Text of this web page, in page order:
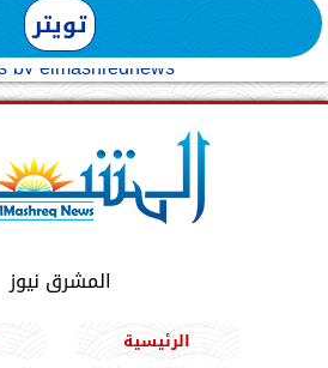
تويتر
by elmashreqnews
المشرق نيوز
الرئيسية